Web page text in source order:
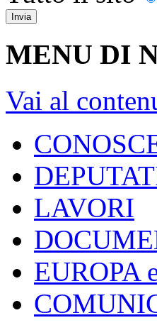
Invia
MENU DI
Vai al
LAVORI
EUROPA